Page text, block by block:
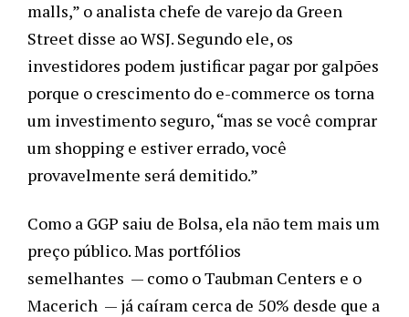
malls,” o analista chefe de varejo da Green
Street disse ao WSJ. Segundo ele, os
investidores podem justificar pagar por galpões
porque o crescimento do e-commerce os torna
um investimento seguro, “mas se você comprar
um shopping e estiver errado, você
provavelmente será demitido.”
Como a GGP saiu de Bolsa, ela não tem mais um
preço público. Mas portfólios
semelhantes — como o Taubman Centers e o
Macerich — já caíram cerca de 50% desde que a